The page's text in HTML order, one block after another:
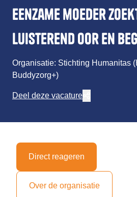
Eenzame moeder
luisterend oor en
Organisatie: Stichting Humanitas
Buddyzorg+)
Deel deze vacature
Direct reageren
Over de organisatie